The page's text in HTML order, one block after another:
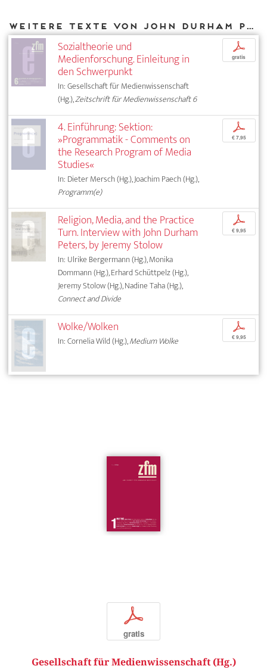
Weitere Texte von John Durham Peters bei DIAPHANES
Sozialtheorie und
Medienforschung. Einleitung in
den Schwerpunkt
In: Gesellschaft für Medienwissenschaft
(Hg.),Zeitschrift für Medienwissenschaft 6
p
gratis
4. Einführung: Sektion:
»Programmatik - Comments on
the Research Program of Media
Studies«
In: Dieter Mersch (Hg.), Joachim Paech (Hg.),
Programm(e)
p
€ 7,95
Religion, Media, and the Practice
Turn. Interview with John Durham
Peters, by Jeremy Stolow
In: Ulrike Bergermann (Hg.), Monika
Dommann (Hg.), Erhard Schüttpelz (Hg.),
Jeremy Stolow (Hg.), Nadine Taha (Hg.),
Connect and Divide
p
€ 9,95
Wolke/Wolken
In: Cornelia Wild (Hg.),Medium Wolke
p
€ 9,95
p
gratis
Gesellschaft für Medienwissenschaft (Hg.)